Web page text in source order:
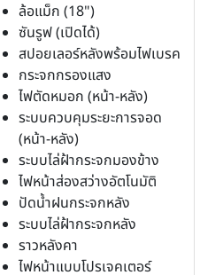
ล้อแม็ก (18")
ซันรูฟ (เปิดได้)
สปอยเลอร์หลังพร้อมไฟเบรค
กระจกกรองแสง
ไฟตัดหมอก (หน้า-หลัง)
ระบบควบคุมระยะการจอด
(หน้า-หลัง)
ระบบไล่ฝ้ากระจกมองข้าง
ไฟหน้าส่องสว่างอัตโนมัติ
ปัดน้ำฝนกระจกหลัง
ระบบไล่ฝ้ากระจกหลัง
ราวหลังคา
ไฟหน้าแบบโปรเจคเตอร์